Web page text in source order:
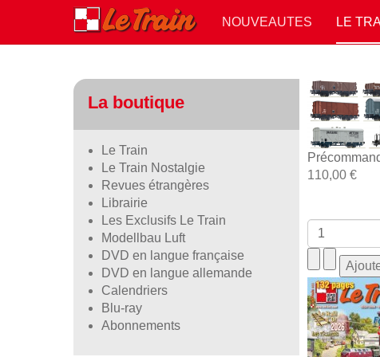
NOUVEAUTES LE
110,00 €
La boutique
Le Train
Le Train Nostalgie
Revues étrangères
Librairie
Les Exclusifs Le Train
Modellbau Luft
DVD en langue française
DVD en langue allemande
Calendriers
Blu-ray
Abonnements